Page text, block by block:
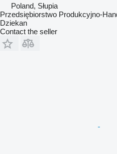
Poland, Słupia
Przedsiębiorstwo Produkcyjno-
Dziekan
Contact the seller